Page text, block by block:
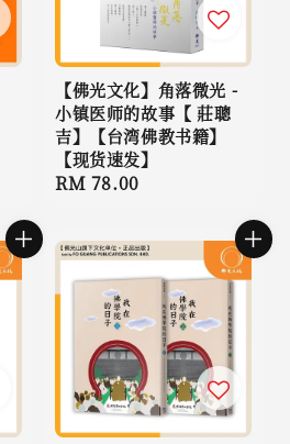
【佛光文化】角落微光 -
小镇医师的故事【 莊聰
吉】【台湾佛教书籍】
【现货速发】
Regular
RM 78.00